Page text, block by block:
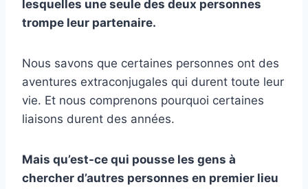
lesquelles une seule des deux personnes
trompe leur partenaire.
Nous savons que certaines personnes ont des
aventures extraconjugales qui durent toute leur
vie. Et nous comprenons pourquoi certaines
liaisons durent des années.
Mais qu’est-ce qui pousse les gens à
chercher d’autres personnes en premier lieu